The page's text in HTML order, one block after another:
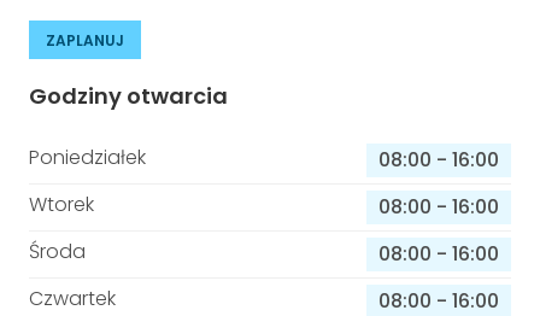
ZAPLANUJ
Godziny otwarcia
Poniedziałek 08:00 - 16:00
Wtorek
08:00 - 16:00
Środa
08:00 - 16:00
Czwartek
08:00 - 16:00